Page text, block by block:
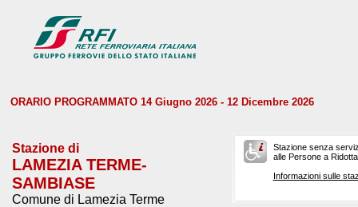
ORARIO PROGRAMMATO 14 Giugno 2026 - 12 Dicembre 2026
Stazione di
LAMEZIA TERME-
SAMBIASE
Comune di Lamezia Terme
Stazione senza
alle Persone a
Informazioni sulle